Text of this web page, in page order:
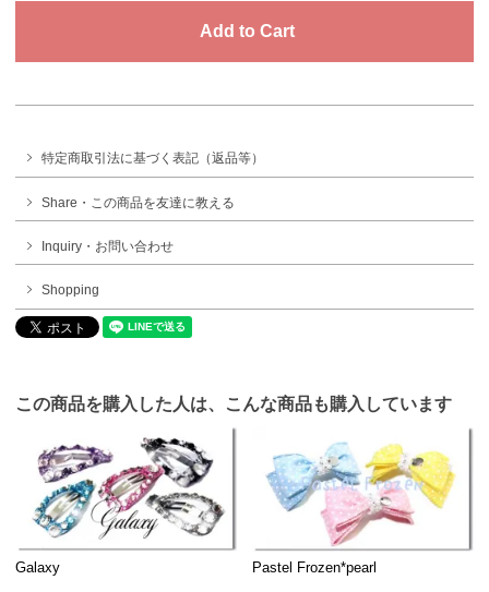
特定商取引法に基づく表記（返品等）
Share・この商品を友達に教える
Inquiry・お問い合わせ
Shopping
この商品を購入した人は、こんな商品も購入しています
Galaxy Pastel Frozen*pearl